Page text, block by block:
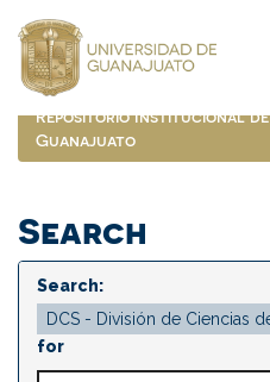
navigation
Repositorio Institucional
Guanajuato
Search
Search:
for